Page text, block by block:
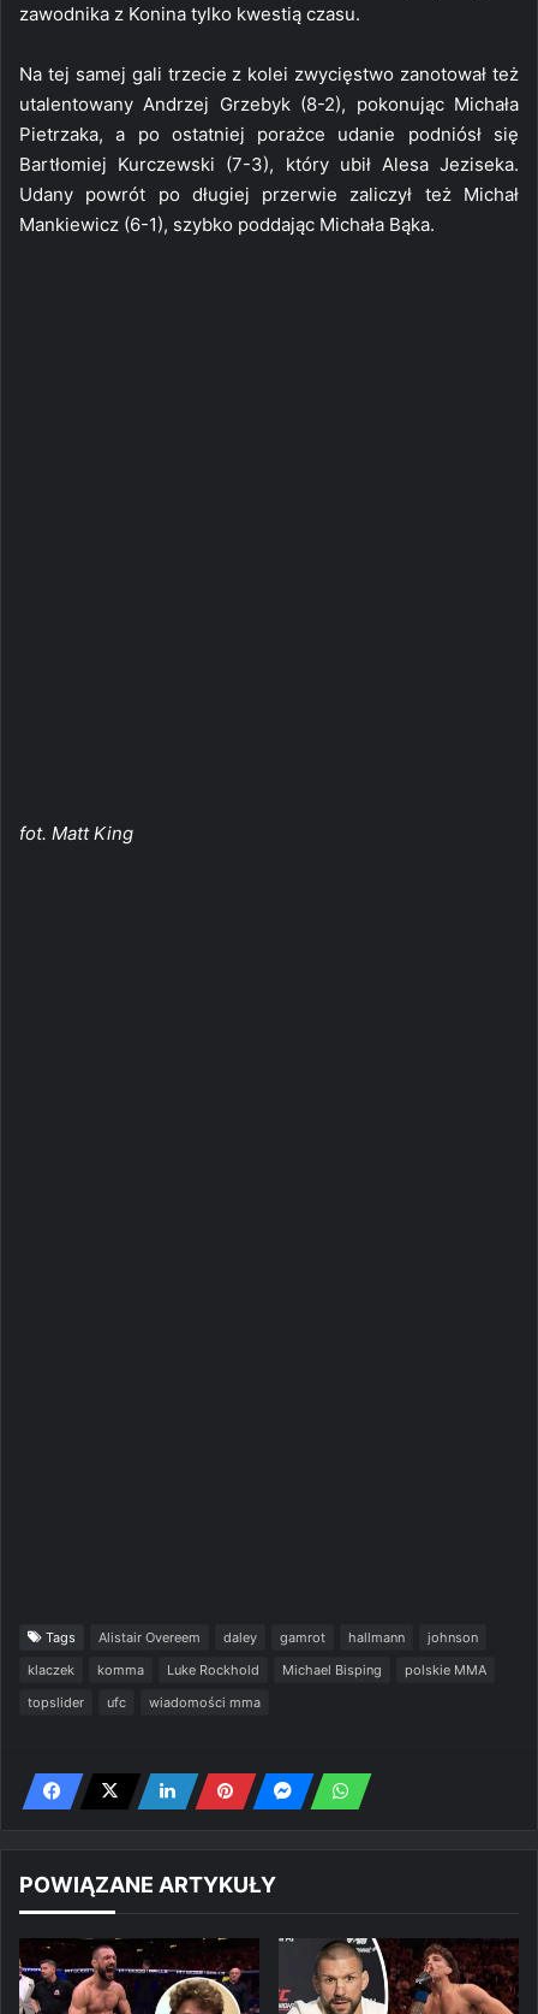
zawodnika z Konina tylko kwestią czasu.
Na tej samej gali trzecie z kolei zwycięstwo zanotował też
utalentowany Andrzej Grzebyk (8-2), pokonując Michała
Pietrzaka, a po ostatniej porażce udanie podniósł się
Bartłomiej Kurczewski (7-3), który ubił Alesa Jeziseka.
Udany powrót po długiej przerwie zaliczył też Michał
Mankiewicz (6-1), szybko poddając Michała Bąka.
fot. Matt King
Tags Alistair Overeem daley gamrot hallmann
johnson
klaczek
komma Luke Rockhold Michael Bisping
polskie MMA
topslider
ufc wiadomości mma
POWIĄZANE ARTYKUŁY